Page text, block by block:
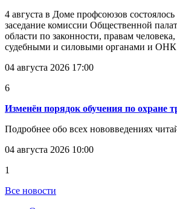
4 августа в Доме профсоюзов
заседание комиссии Общественной
области по законности, правам
судебными и силовыми органами и ОНК
04 августа 2026 17:00
6
Изменён порядок обучения по охране
Подробнее обо всех нововведениях
04 августа 2026 10:00
1
Все новости